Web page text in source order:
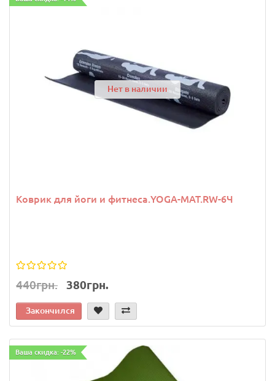
Нет в наличии
Коврик для йоги и фитнеса.YOGA-MAT.RW-6Ч
440грн. 380грн.
Закончился
Ваша скидка: -22%